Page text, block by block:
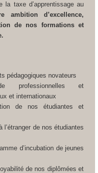
la taxe d’apprentissage au
ambition d’excellence,
de nos formations et
pédagogiques novateurs
professionnelles et
et internationaux
de nos étudiantes et
l’étranger de nos étudiantes
d’incubation de jeunes
de nos diplômées et